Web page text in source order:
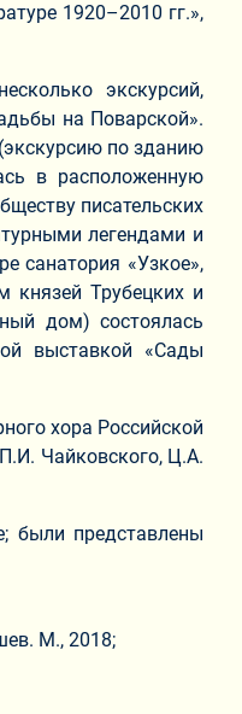
1920–2010 гг.»,
экскурсий,
на Поварской».
по зданию
в расположенную
писательских
легендами и
санатория «Узкое»,
князей Трубецких и
дом) состоялась
выставкой «Сады
хора Российской
Чайковского, Ц.А.
были представлены
М., 2018;